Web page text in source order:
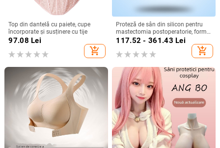
Top din dantelă cu paiete, cupe
încorporate și susținere cu tije
97.08 Lei
add_shopping_cart
Proteză de sân din silicon pentru
mastectomia postoperatorie, formă
de lacrimă, design ușor cu spirală și
117.52 - 361.43 Lei
add_shopping_cart